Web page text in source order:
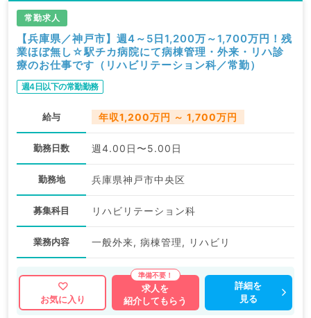
常勤求人
【兵庫県／神戸市】週4～5日1,200万～1,700万円！残
業ほぼ無し☆駅チカ病院にて病棟管理・外来・リハ診
療のお仕事です（リハビリテーション科／常勤）
週4日以下の常勤勤務
給与 年収1,200万円 ～ 1,700万円
勤務日数 週4.00日〜5.00日
勤務地 兵庫県神戸市中央区
募集科目 リハビリテーション科
業務内容 一般外来, 病棟管理, リハビリ
お気に入り
求人を
紹介してもらう
詳細を
見る